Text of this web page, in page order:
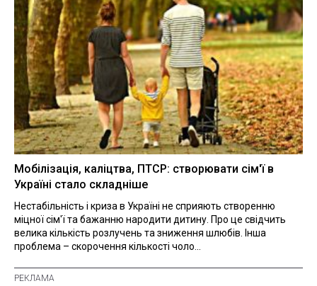
Мобілізація, каліцтва, ПТСР: створювати сім'ї в
Україні стало складніше
Нестабільність і криза в Україні не сприяють створенню
міцної сім'ї та бажанню народити дитину. Про це свідчить
велика кількість розлучень та зниження шлюбів. Інша
проблема – скорочення кількості чоло...